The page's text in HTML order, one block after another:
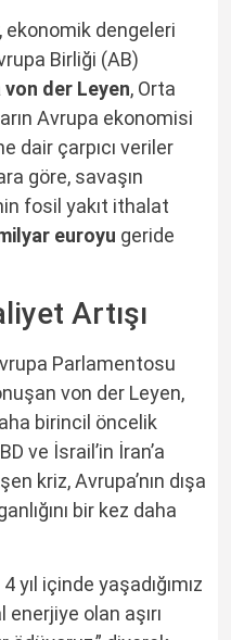
dengeleri
Birliği (AB)
von der Leyen, Orta
Avrupa ekonomisi
dair çarpıcı veriler
göre, savaşın
fosil yakıt ithalat
euroyu geride
Artışı
Parlamentosu
von der Leyen,
birincil öncelik
ve İsrail’in İran’a
kriz, Avrupa’nın dışa
bir kez daha
yıl içinde yaşadığımız
olan aşırı